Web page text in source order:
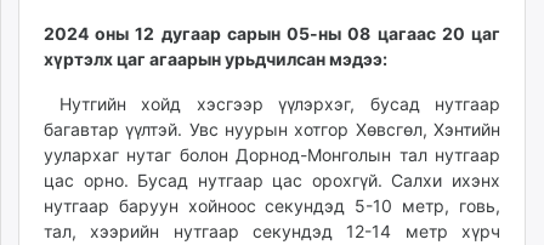
mnb.mn
Eguur.mn
24tsag.mn
shuud.mn
eagle.mn
ergelt.mn
2024 оны 12 дугаар сарын 05-ны 08 цагаас 20 цаг
хүртэлх цаг агаарын урьдчилсан мэдээ:
Нутгийн хойд хэсгээр үүлэрхэг, бусад нутгаар
багавтар үүлтэй. Увс нуурын хотгор Хөвсгөл, Хэнтийн
уулархаг нутаг болон Дорнод-Монголын тал нутгаар
цас орно. Бусад нутгаар цас орохгүй. Салхи ихэнх
нутгаар баруун хойноос секундэд 5-10 метр, говь,
тал, хээрийн нутгаар секундэд 12-14 метр хүрч